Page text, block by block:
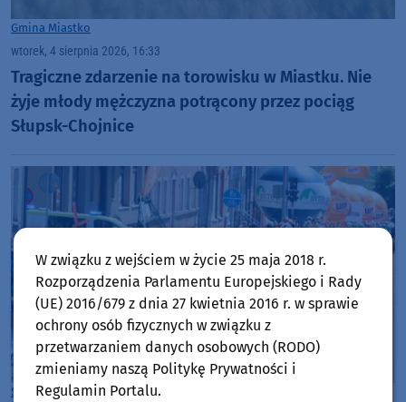
Gmina Miastko
wtorek, 4 sierpnia 2026, 16:33
Tragiczne zdarzenie na torowisku w Miastku. Nie
żyje młody mężczyzna potrącony przez pociąg
Słupsk-Chojnice
SportPowiat Bytowski
W związku z wejściem w życie 25 maja 2018 r.
Rozporządzenia Parlamentu Europejskiego i Rady
(UE) 2016/679 z dnia 27 kwietnia 2016 r. w sprawie
ochrony osób fizycznych w związku z
przetwarzaniem danych osobowych (RODO)
zmieniamy naszą Politykę Prywatności i
Regulamin Portalu.